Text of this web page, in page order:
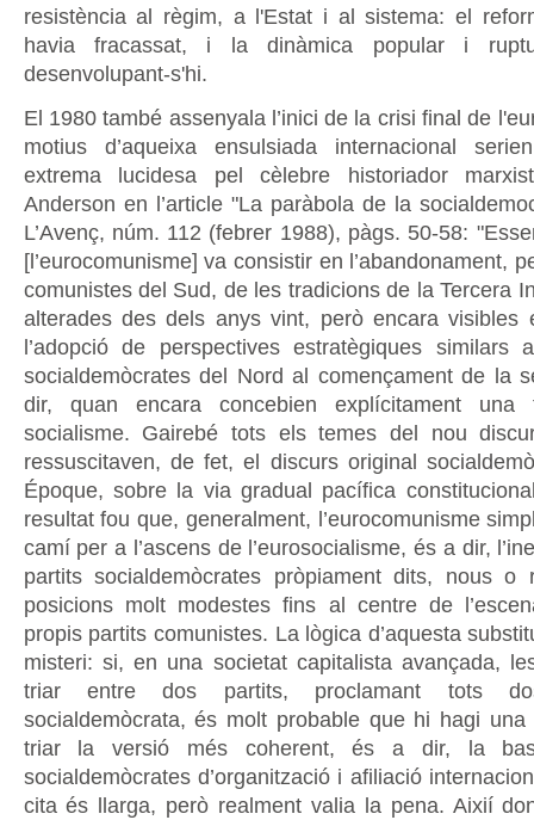
resistència al règim, a l'Estat i al sistema: el
havia fracassat, i la dinàmica popular i
desenvolupant-s'hi.
El 1980 també assenyala l’inici de la crisi final de
motius d’aqueixa ensulsiada internacional
extrema lucidesa pel cèlebre historiador
Anderson en l’article "La paràbola de la
L’Avenç, núm. 112 (febrer 1988), pàgs. 50-58:
[l’eurocomunisme] va consistir en l’abandonament,
comunistes del Sud, de les tradicions de la Tercera
alterades des dels anys vint, però encara visibles
l’adopció de perspectives estratègiques
socialdemòcrates del Nord al començament de la
dir, quan encara concebien explícitament
socialisme. Gairebé tots els temes del nou
ressuscitaven, de fet, el discurs original
Époque, sobre la via gradual pacífica
resultat fou que, generalment, l’eurocomunisme
camí per a l’ascens de l’eurosocialisme, és a dir,
partits socialdemòcrates pròpiament dits, nous o
posicions molt modestes fins al centre de
propis partits comunistes. La lògica d’aquesta
misteri: si, en una societat capitalista avançada,
triar entre dos partits, proclamant tots
socialdemòcrata, és molt probable que hi hagi
triar la versió més coherent, és a dir, la
socialdemòcrates d’organització i afiliació
cita és llarga, però realment valia la pena. Aixií